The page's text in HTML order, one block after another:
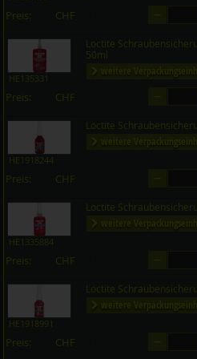
Preis: CHF
HE135331
Loctite
50ml
weitere
Preis: CHF
HE1918244
Loctite
weitere
Preis: CHF
HE1335884
Loctite
weitere
Preis: CHF
HE1918991
Loctite
weitere
Preis: CHF